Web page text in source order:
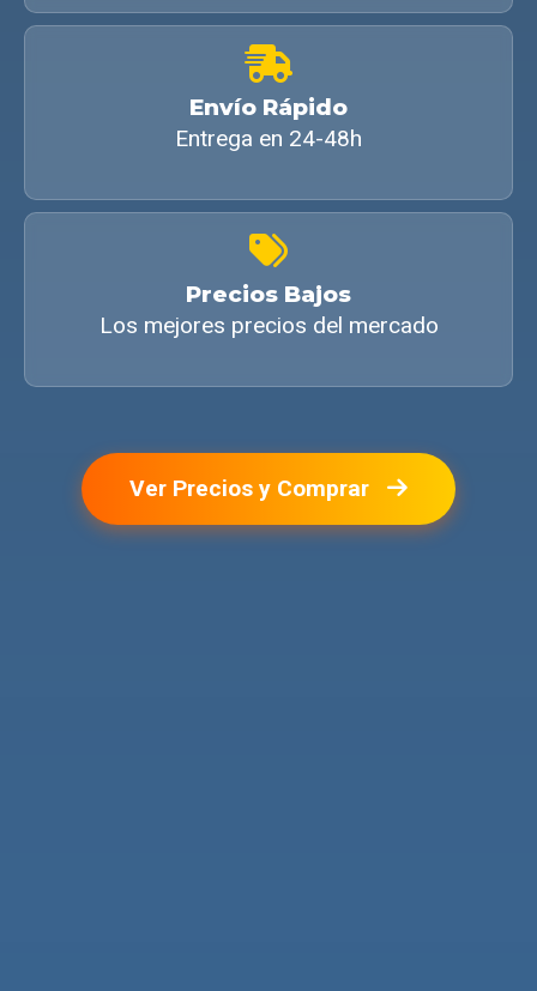
Envío Rápido
Entrega en 24-48h
Precios Bajos
Los mejores precios del mercado
Ver Precios y Comprar